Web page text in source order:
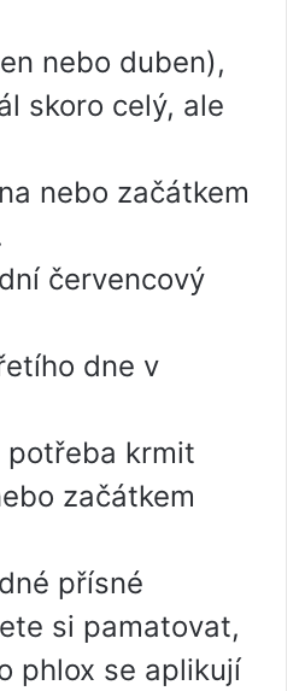
nebo duben),
skoro celý, ale
nebo začátkem
červencový
dne v
potřeba krmit
začátkem
přísné
si pamatovat,
phlox se aplikují